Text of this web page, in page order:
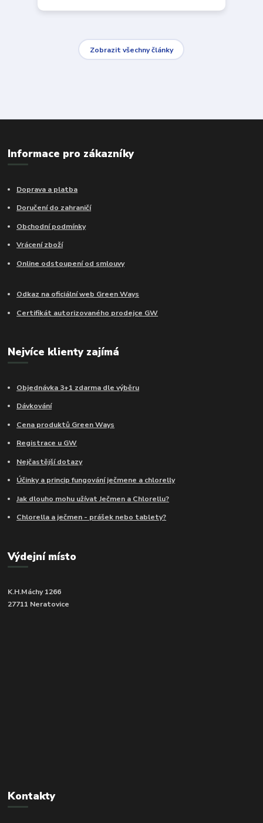
Zobrazit všechny články
Informace pro zákazníky
Doprava a platba
Doručení do zahraničí
Obchodní podmínky
Vrácení zboží
Online odstoupení od smlouvy
Odkaz na oficiální web Green Ways
Certifikát autorizovaného prodejce GW
Nejvíce klienty zajímá
Objednávka 3+1 zdarma dle výběru
Dávkování
Cena produktů Green Ways
Registrace u GW
Nejčastější dotazy
Účinky a princip fungování ječmene a chlorelly
Jak dlouho mohu užívat Ječmen a Chlorellu?
Chlorella a ječmen - prášek nebo tablety?
Výdejní místo
K.H.Máchy 1266
27711 Neratovice
Kontakty